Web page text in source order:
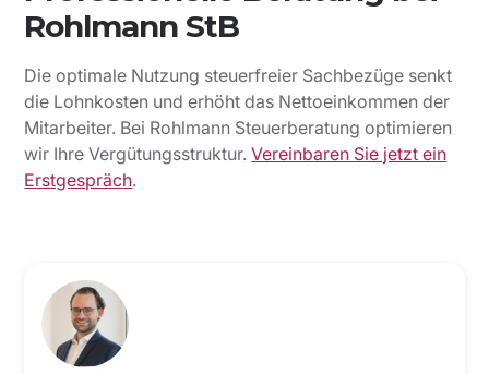
Rohlmann StB
Die optimale Nutzung steuerfreier Sachbezüge senkt
die Lohnkosten und erhöht das Nettoeinkommen der
Mitarbeiter. Bei Rohlmann Steuerberatung optimieren
wir Ihre Vergütungsstruktur.Vereinbaren Sie jetzt ein
Erstgespräch.